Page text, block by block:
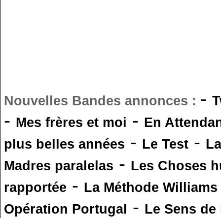
Nouvelles Bandes annonces : -
- Mes frères et moi - En
plus belles années - Le Test -
Madres paralelas - Les Choses
rapportée - La Méthode Williams
Opération Portugal - Le Sens